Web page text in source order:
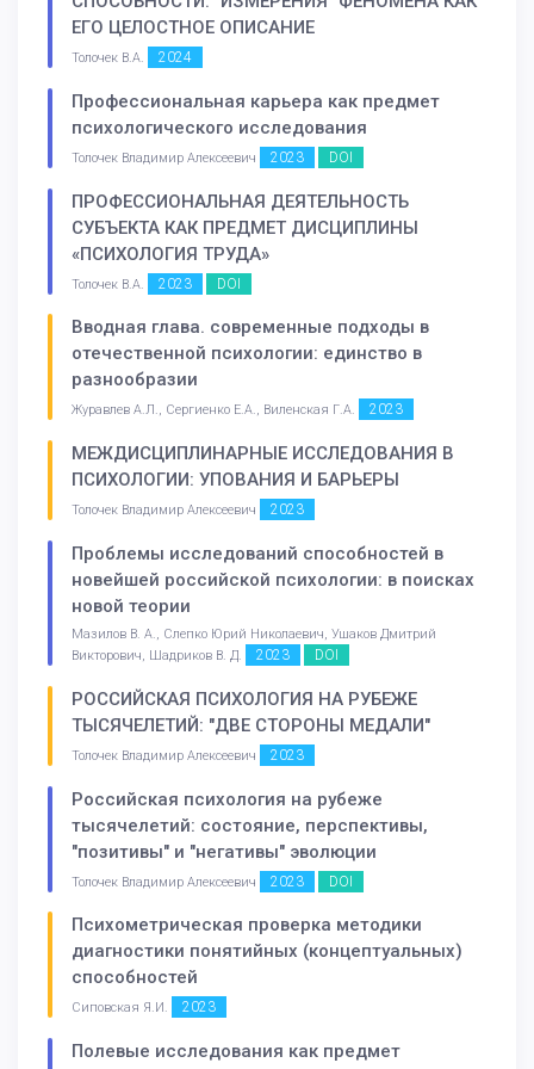
ЕГО ЦЕЛОСТНОЕ ОПИСАНИЕ
Толочек В.А. 2024
Профессиональная карьера как предмет
психологического исследования
Толочек Владимир Алексеевич 2023 DOI
ПРОФЕССИОНАЛЬНАЯ ДЕЯТЕЛЬНОСТЬ
СУБЪЕКТА КАК ПРЕДМЕТ ДИСЦИПЛИНЫ
«ПСИХОЛОГИЯ ТРУДА»
Толочек В.А. 2023 DOI
Вводная глава. современные подходы в
отечественной психологии: единство в
разнообразии
Журавлев А.Л., Сергиенко Е.А., Виленская Г.А. 2023
МЕЖДИСЦИПЛИНАРНЫЕ ИССЛЕДОВАНИЯ В
ПСИХОЛОГИИ: УПОВАНИЯ И БАРЬЕРЫ
Толочек Владимир Алексеевич 2023
Проблемы исследований способностей в
новейшей российской психологии: в поисках
новой теории
Мазилов В. А., Слепко Юрий Николаевич, Ушаков Дмитрий
Викторович, Шадриков В. Д.
2023 DOI
РОССИЙСКАЯ ПСИХОЛОГИЯ НА РУБЕЖЕ
ТЫСЯЧЕЛЕТИЙ: "ДВЕ СТОРОНЫ МЕДАЛИ"
Толочек Владимир Алексеевич 2023
Российская психология на рубеже
тысячелетий: состояние, перспективы,
"позитивы" и "негативы" эволюции
Толочек Владимир Алексеевич 2023 DOI
Психометрическая проверка методики
диагностики понятийных (концептуальных)
способностей
Сиповская Я.И. 2023
Полевые исследования как предмет